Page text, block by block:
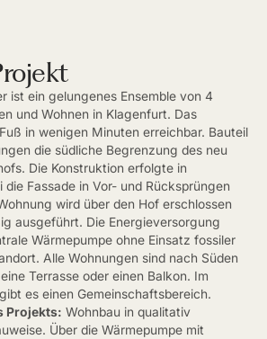
ist ein gelungenes Ensemble von 4
und Wohnen in Klagenfurt. Das
in wenigen Minuten erreichbar. Bauteil
die südliche Begrenzung des neu
Die Konstruktion erfolgte in
die Fassade in Vor- und Rücksprüngen
wird über den Hof erschlossen
ausgeführt. Die Energieversorgung
Wärmepumpe ohne Einsatz fossiler
Alle Wohnungen sind nach Süden
Terrasse oder einen Balkon. Im
es einen Gemeinschaftsbereich.
Projekts: Wohnbau in qualitativ
Über die Wärmepumpe mit